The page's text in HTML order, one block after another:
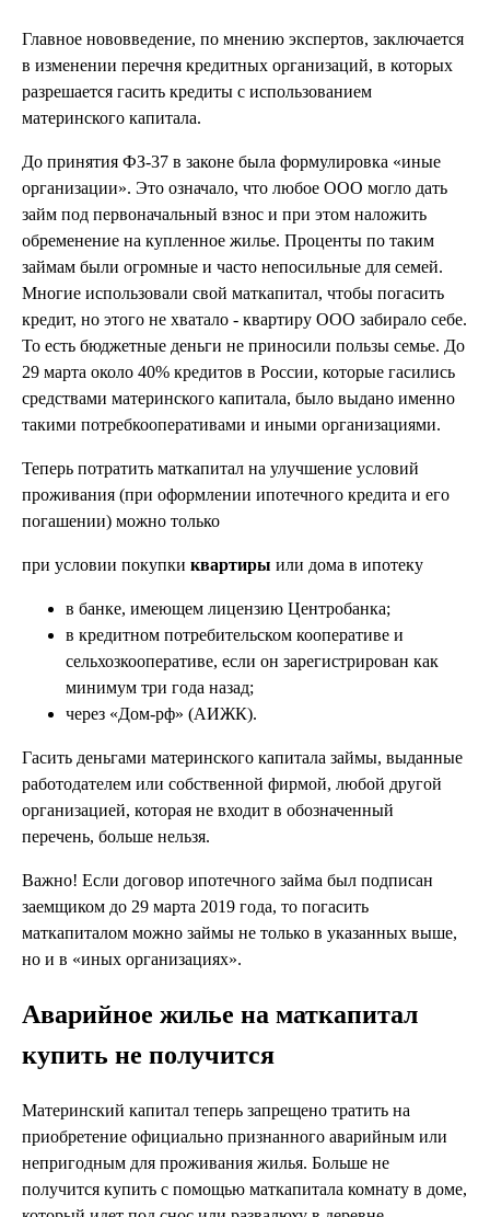
Главное нововведение, по мнению экспертов, заключается
в изменении перечня кредитных организаций, в которых
разрешается гасить кредиты с использованием
материнского капитала.
До принятия ФЗ-37 в законе была формулировка «иные
организации». Это означало, что любое ООО могло дать
займ под первоначальный взнос и при этом наложить
обременение на купленное жилье. Проценты по таким
займам были огромные и часто непосильные для семей.
Многие использовали свой маткапитал, чтобы погасить
кредит, но этого не хватало - квартиру ООО забирало себе.
То есть бюджетные деньги не приносили пользы семье. До
29 марта около 40% кредитов в России, которые гасились
средствами материнского капитала, было выдано именно
такими потребкооперативами и иными организациями.
Теперь потратить маткапитал на улучшение условий
проживания (при оформлении ипотечного кредита и его
погашении) можно только
при условии покупки квартиры или дома в ипотеку
в банке, имеющем лицензию Центробанка;
в кредитном потребительском кооперативе и
сельхозкооперативе, если он зарегистрирован как
минимум три года назад;
через «Дом-рф» (АИЖК).
Гасить деньгами материнского капитала займы, выданные
работодателем или собственной фирмой, любой другой
организацией, которая не входит в обозначенный
перечень, больше нельзя.
Важно! Если договор ипотечного займа был подписан
заемщиком до 29 марта 2019 года, то погасить
маткапиталом можно займы не только в указанных выше,
но и в «иных организациях».
Аварийное жилье на маткапитал
купить не получится
Материнский капитал теперь запрещено тратить на
приобретение официально признанного аварийным или
непригодным для проживания жилья. Больше не
получится купить с помощью маткапитала комнату в доме,